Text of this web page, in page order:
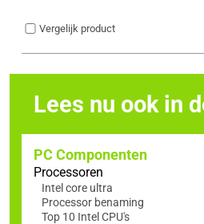
Vergelijk product
Lees nu ook in
PC Componenten
Processoren
Intel core ultra
Processor benaming
Top 10 Intel CPU's